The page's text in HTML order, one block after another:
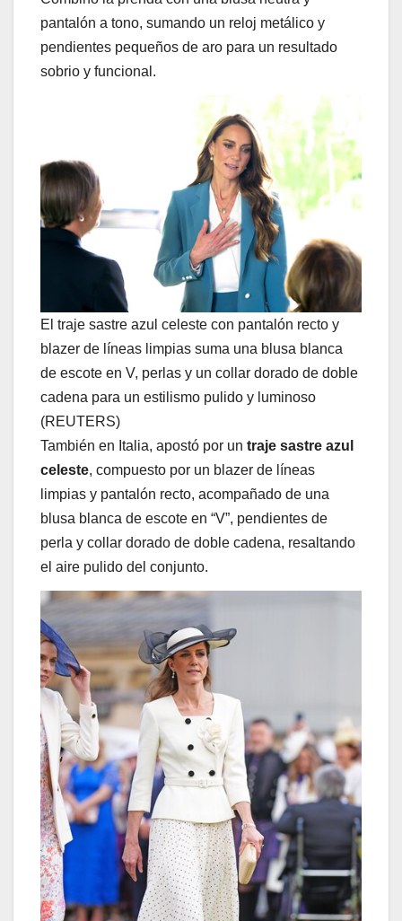
pantalón a tono, sumando un reloj metálico y
pendientes pequeños de aro para un resultado
sobrio y funcional.
El traje sastre azul celeste con pantalón recto y
blazer de líneas limpias suma una blusa blanca
de escote en V, perlas y un collar dorado de doble
cadena para un estilismo pulido y luminoso
(REUTERS)
También en Italia, apostó por un traje sastre azul
celeste, compuesto por un blazer de líneas
limpias y pantalón recto, acompañado de una
blusa blanca de escote en “V”, pendientes de
perla y collar dorado de doble cadena, resaltando
el aire pulido del conjunto.